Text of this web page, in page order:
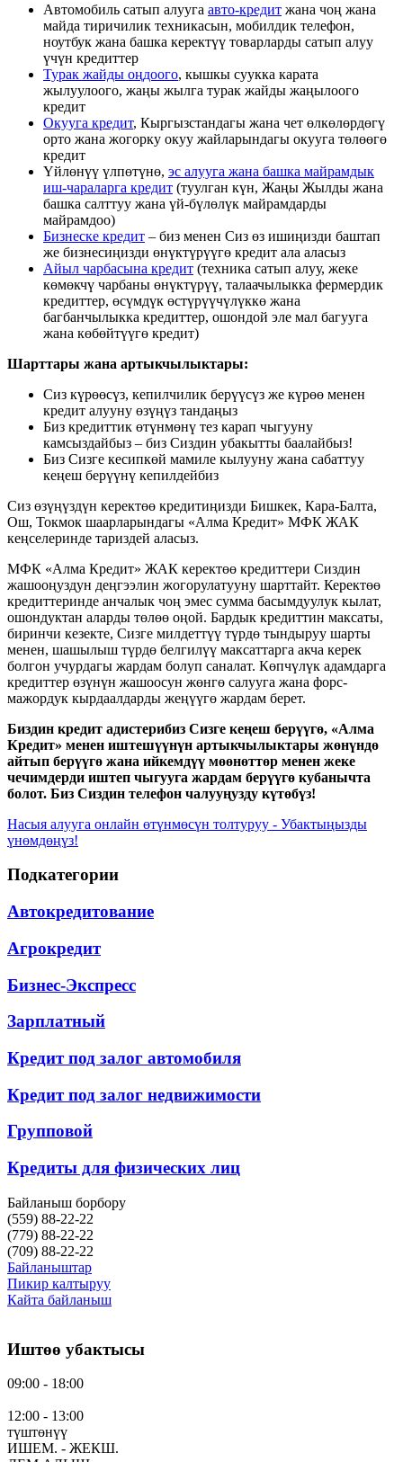
Автомобиль сатып алууга авто-кредит жана чоң жана
майда тиричилик техникасын, мобилдик телефон,
ноутбук жана башка керектүү товарларды сатып алуу
үчүн кредиттер
Турак жайды оңдоого, кышкы суукка карата
жылуулоого, жаңы жылга турак жайды жаңылоого
кредит
Окууга кредит, Кыргызстандагы жана чет өлкөлөрдөгү
орто жана жогорку окуу жайларындагы окууга төлөөгө
кредит
Үйлөнүү үлпөтүнө, эс алууга жана башка майрамдык
иш-чараларга кредит (туулган күн, Жаңы Жылды жана
башка салттуу жана үй-бүлөлүк майрамдарды
майрамдоо)
Бизнеске кредит – биз менен Сиз өз ишиңизди баштап
же бизнесиңизди өнүктүрүүгө кредит ала аласыз
Айыл чарбасына кредит (техника сатып алуу, жеке
көмөкчү чарбаны өнүктүрүү, талаачылыкка фермердик
кредиттер, өсүмдүк өстүрүүчүлүккө жана
багбанчылыкка кредиттер, ошондой эле мал багууга
жана көбөйтүүгө кредит)
Шарттары жана артыкчылыктары:
Сиз күрөөсүз, кепилчилик берүүсүз же күрөө менен
кредит алууну өзүңүз тандаңыз
Биз кредиттик өтүнмөнү тез карап чыгууну
камсыздайбыз – биз Сиздин убакытты баалайбыз!
Биз Сизге кесипкөй мамиле кылууну жана сабаттуу
кеңеш берүүнү кепилдейбиз
Сиз өзүңүздүн керектөө кредитиңизди Бишкек, Кара-Балта,
Ош, Токмок шаарларындагы «Алма Кредит» МФК ЖАК
кеңселеринде тариздей аласыз.
МФК «Алма Кредит» ЖАК керектөө кредиттери Сиздин
жашооңуздун деңгээлин жогорулатууну шарттайт. Керектөө
кредиттеринде анчалык чоң эмес сумма басымдуулук кылат,
ошондуктан аларды төлөө оңой. Бардык кредиттин максаты,
биринчи кезекте, Сизге милдеттүү түрдө тындыруу шарты
менен, шашылыш түрдө белгилүү максаттарга акча керек
болгон учурдагы жардам болуп саналат. Көпчүлүк адамдарга
кредиттер өзүнүн жашоосун жөнгө салууга жана форс-
мажордук кырдаалдарды жеңүүгө жардам берет.
Биздин кредит адистерибиз Сизге кеңеш берүүгө, «Алма
Кредит» менен иштешүүнүн артыкчылыктары жөнүндө
айтып берүүгө жана ийкемдүү мөөнөттөр менен жеке
чечимдерди иштеп чыгууга жардам берүүгө кубанычта
болот. Биз Сиздин телефон чалууңузду күтөбүз!
Насыя алууга онлайн өтүнмөсүн толтуруу - Убактыңызды
үнөмдөңүз!
Подкатегории
Автокредитование
Агрокредит
Бизнес-Экспресс
Зарплатный
Кредит под залог автомобиля
Кредит под залог недвижимости
Групповой
Кредиты для физических лиц
Байланыш борбору
(559) 88-22-22
(779) 88-22-22
(709) 88-22-22
Байланыштар
Пикир калтыруу
Кайта байланыш
Иштөө убактысы
09:00 - 18:00
12:00 - 13:00
түштөнүү
ИШЕМ. - ЖЕКШ.